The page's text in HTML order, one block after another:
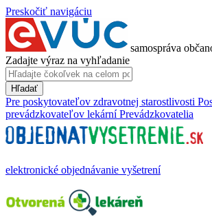
Preskočiť navigáciu
samospráva
Zadajte výraz na vyhľadanie
Hľadať
Pre poskytovateľov zdravotnej starostlivosti
prevádzkovateľov lekární Prevádzkovatelia
elektronické objednávanie vyšetrení